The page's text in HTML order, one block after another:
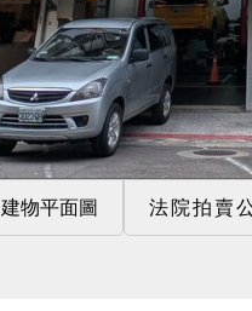
建物平面圖 法院拍賣